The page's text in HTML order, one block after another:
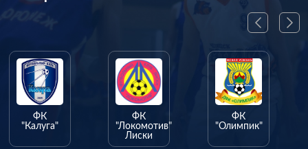
ФК
"Калуга"
ФК
"Локомотив"
Лиски
ФК
"Олимпик"